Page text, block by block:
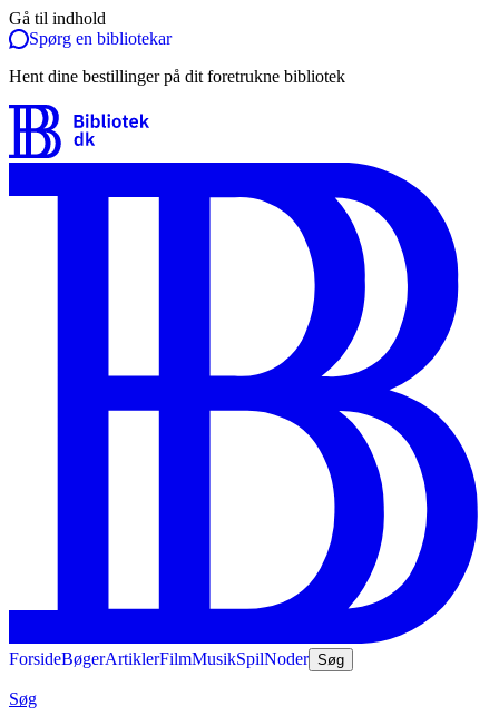
Gå til indhold
Spørg en bibliotekar
Hent dine bestillinger på dit foretrukne bibliotek
ForsideBøgerArtiklerFilmMusikSpilNoder Søg
Søg